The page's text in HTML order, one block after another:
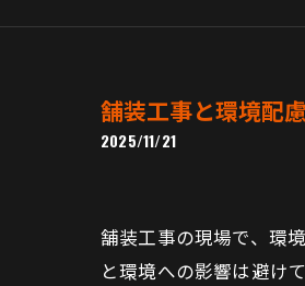
舗装工事と環境配
2025/11/21
舗装工事の現場で、環
と環境への影響は避け